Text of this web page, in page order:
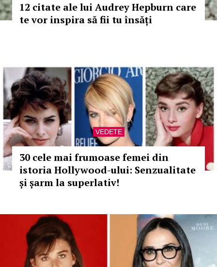
12 citate ale lui Audrey Hepburn care
te vor inspira să fii tu însăți
VEDETE
30 cele mai frumoase femei din
istoria Hollywood-ului: Senzualitate
și șarm la superlativ!